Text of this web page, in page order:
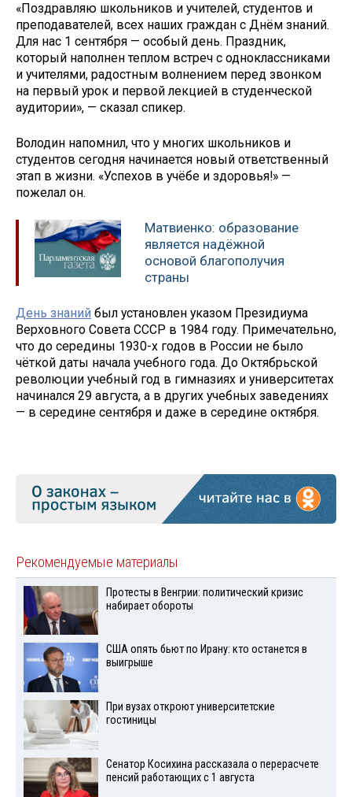
«Поздравляю школьников и учителей, студентов и
преподавателей, всех наших граждан с Днём знаний.
Для нас 1 сентября — особый день. Праздник,
который наполнен теплом встреч с одноклассниками
и учителями, радостным волнением перед звонком
на первый урок и первой лекцией в студенческой
аудитории», — сказал спикер.
Володин напомнил, что у многих школьников и
студентов сегодня начинается новый ответственный
этап в жизни. «Успехов в учёбе и здоровья!» —
пожелал он.
Матвиенко: образование
является надёжной
основой благополучия
страны
День знаний был установлен указом Президиума
Верховного Совета СССР в 1984 году. Примечательно,
что до середины 1930-х годов в России не было
чёткой даты начала учебного года. До Октябрьской
революции учебный год в гимназиях и университетах
начинался 29 августа, а в других учебных заведениях
— в середине сентября и даже в середине октября.
Рекомендуемые материалы
Протесты в Венгрии: политический кризис
набирает обороты
США опять бьют по Ирану: кто останется в
выигрыше
При вузах откроют университетские
гостиницы
Сенатор Косихина рассказала о перерасчете
пенсий работающих с 1 августа